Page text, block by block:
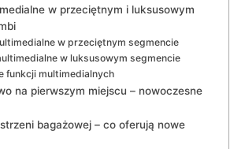
⁤w przeciętnym ‍i luksusowym
w przeciętnym‍ segmencie
w luksusowym⁢ segmencie
funkcji multimedialnych
na pierwszym miejscu – nowoczesne
bagażowej – co ‌oferują​ nowe